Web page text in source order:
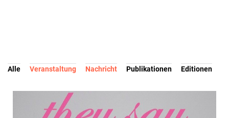
Alle Veranstaltung Nachricht Publikationen Editionen